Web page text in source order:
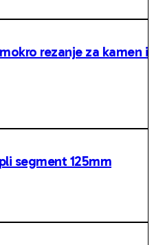
rezanje za kamen i
segment 125mm